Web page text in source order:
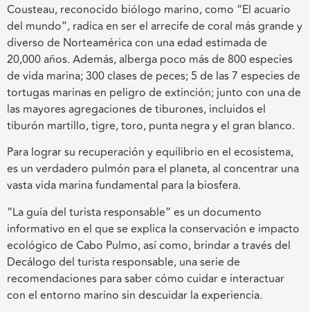
Cousteau, reconocido biólogo marino, como “El acuario
del mundo”, radica en ser el arrecife de coral más grande y
diverso de Norteamérica con una edad estimada de
20,000 años. Además, alberga poco más de 800 especies
de vida marina; 300 clases de peces; 5 de las 7 especies de
tortugas marinas en peligro de extinción; junto con una de
las mayores agregaciones de tiburones, incluidos el
tiburón martillo, tigre, toro, punta negra y el gran blanco.
Para lograr su recuperación y equilibrio en el ecosistema,
es un verdadero pulmón para el planeta, al concentrar una
vasta vida marina fundamental para la biosfera.
“La guía del turista responsable” es un documento
informativo en el que se explica la conservación e impacto
ecológico de Cabo Pulmo, así como, brindar a través del
Decálogo del turista responsable, una serie de
recomendaciones para saber cómo cuidar e interactuar
con el entorno marino sin descuidar la experiencia.